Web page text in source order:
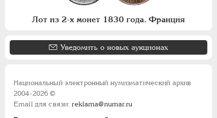
Лот из 2-х монет 1830 года. Франция
Уведомить о новых аукционах
Национальный электронный нумизматический архив
2004-2026 ©
Email для связи:reklama@numar.ru